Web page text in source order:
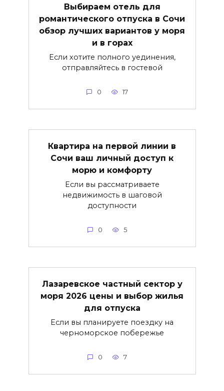
Выбираем отель для
романтического отпуска в Сочи
обзор лучших вариантов у моря
и в горах
Если хотите полного уединения,
отправляйтесь в гостевой
0 17
Квартира на первой линии в
Сочи ваш личный доступ к
морю и комфорту
Если вы рассматриваете
недвижимость в шаговой
доступности
0 5
Лазаревское частный сектор у
моря 2026 цены и выбор жилья
для отпуска
Если вы планируете поездку на
черноморское побережье
0 7